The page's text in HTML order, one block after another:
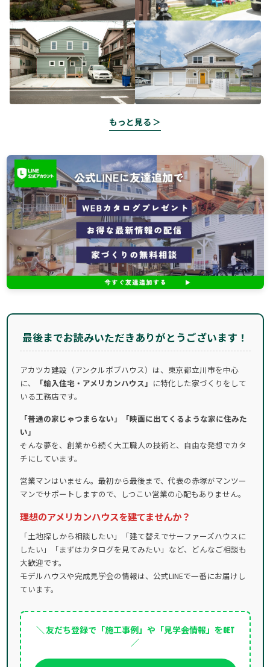
もっと見る ＞
最後までお読みいただきありがとうございます！
アカツカ建設（アンクルボブハウス）は、東京都立川市を中心
に、
「輸入住宅・アメリカンハウス」 に特化した家づくりをして
いる工務店です。
「普通の家じゃつまらない」「映画に出てくるような家に住みた
い」
そんな夢を、創業から続く大工職人の技術と、自由な発想でカタ
チにしています。
営業マンはいません。最初から最後まで、代表の赤塚がマンツー
マンでサポートしますので、しつこい営業の心配もありません。
理想のアメリカンハウスを建てませんか？
「土地探しから相談したい」「建て替えでサーファーズハウスに
したい」「まずはカタログを見てみたい」など、どんなご相談も
大歓迎です。
モデルハウスや完成見学会の情報は、公式LINEで一番にお届けし
ています。
＼ 友だち登録で「施工事例」や「見学会情報」をGET
／